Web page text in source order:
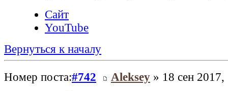
Сайт
YouTube
Вернуться к началу
Номер поста:#742 Aleksey » 18 сен 2017,